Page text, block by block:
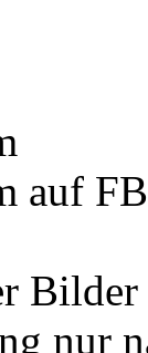
auf FB
nur